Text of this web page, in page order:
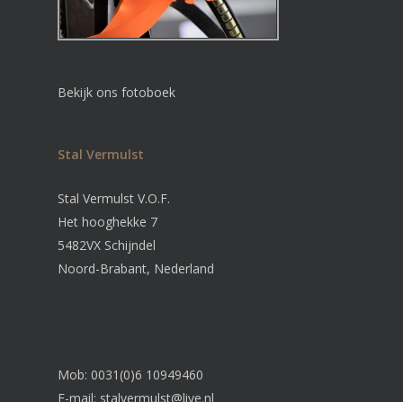
Bekijk ons fotoboek
Stal Vermulst
Stal Vermulst V.O.F.
Het hooghekke 7
5482VX Schijndel
Noord-Brabant, Nederland
Mob: 0031(0)6 10949460
E-mail: stalvermulst@live.nl